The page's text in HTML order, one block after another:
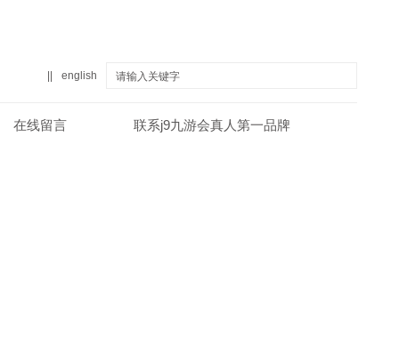
english
联系j9九游会真人第一品牌
在线留言